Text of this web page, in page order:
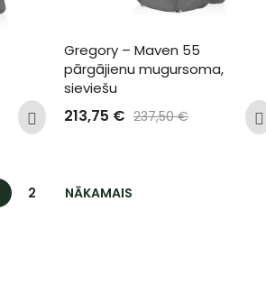
Gregory – Maven 55
pārgājienu mugursoma,
sieviešu
213,75 € 237,50€
2 NĀKAMAIS